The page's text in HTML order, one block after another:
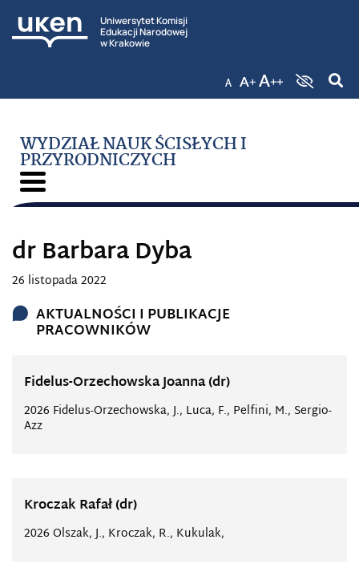
Uniwersytet Komisji
Edukacji Narodowej
w Krakowie
WYDZIAŁ NAUK ŚCISŁYCH I
PRZYRODNICZYCH
dr Barbara Dyba
26 listopada 2022
AKTUALNOŚCI I PUBLIKACJE
PRACOWNIKÓW
Fidelus-Orzechowska Joanna (dr)
2026 Fidelus-Orzechowska, J., Luca, F., Pelfini, M., Sergio-
Azz
Kroczak Rafał (dr)
2026 Olszak, J., Kroczak, R., Kukulak,